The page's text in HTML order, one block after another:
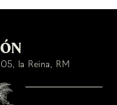
la Reina, RM